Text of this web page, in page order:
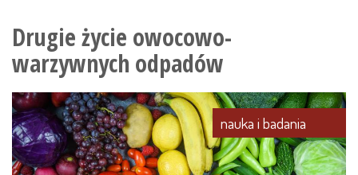
pszczele
–
eliksir
życia
z
ula
Drugie życie owocowo-
warzywnych odpadów
nauka i badania